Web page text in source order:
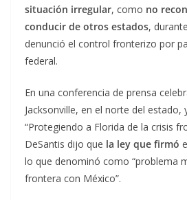
situación irregular, como no
conducir de otros estados,
denunció el control fronterizo por
federal.
En una conferencia de prensa
Jacksonville, en el norte del estado,
“Protegiendo a Florida de la crisis
DeSantis dijo que la ley que firmó
lo que denominó como “problema
frontera con México”.